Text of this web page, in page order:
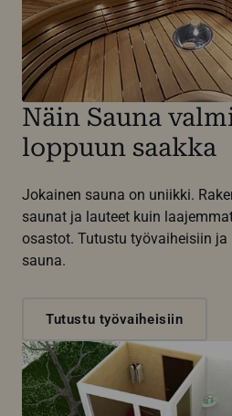
Näin Sauna
loppuun saakka
Jokainen sauna on uniikki.
saunat ja lauteet kuin
osastot. Tutustu työvaiheisiin
sauna.
Tutustu työvaiheisiin